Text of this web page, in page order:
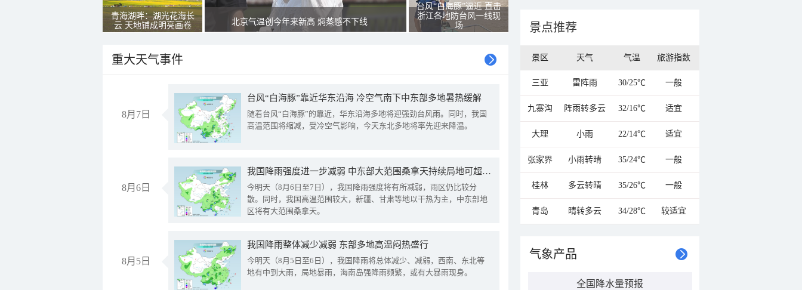
青海湖畔：湖光花海长
云 天地铺成明亮画卷
北京气温创今年来新高 焖蒸感不下线
台风“白海豚”逼近 直击
浙江各地防台风一线现
场
重大天气事件
8月7日
台风“白海豚”靠近华东沿海 冷空气南下中东部多地暑热缓解
随着台风“白海豚”的靠近，华东沿海多地将迎强劲台风雨。同时，我国
高温范围将缩减，受冷空气影响，今天东北多地将率先迎来降温。
8月6日
我国降雨强度进一步减弱 中东部大范围桑拿天持续局地可超38℃
今明天（8月6日至7日），我国降雨强度将有所减弱，雨区仍比较分
散。同时，我国高温范围较大，新疆、甘肃等地以干热为主，中东部地
区将有大范围桑拿天。
8月5日
我国降雨整体减少减弱 东部多地高温闷热盛行
今明天（8月5日至6日），我国降雨将总体减少、减弱，西南、东北等
地有中到大雨，局地暴雨，海南岛强降雨频繁，或有大暴雨现身。
景点推荐
景区 天气 气温 旅游指数
三亚 雷阵雨 30/25℃ 一般
九寨沟 阵雨转多云 32/16℃ 适宜
大理 小雨 22/14℃ 适宜
张家界 小雨转晴 35/24℃ 一般
桂林 多云转晴 35/26℃ 一般
青岛 晴转多云 34/28℃ 较适宜
气象产品
全国降水量预报